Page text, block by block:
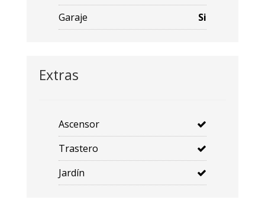
Garaje Si
Extras
Ascensor
Trastero
Jardín